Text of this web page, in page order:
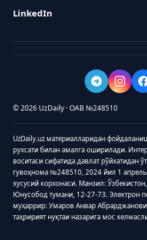
LinkedIn
© 2026 UzDaily · ОАВ №248510
UzDaily.uz материалларидан
рухсати билан амалга оширилади.
воситаси сифатида давлат рўйхатидан
гувоҳнома №248510, 2024 йил 1
хусусий корхонаси. Манзил:
Юнусобод тумани, 12-27-73. Электрон
муҳаррир: Умаров Анвар
таҳририят нуқтаи назарига мос